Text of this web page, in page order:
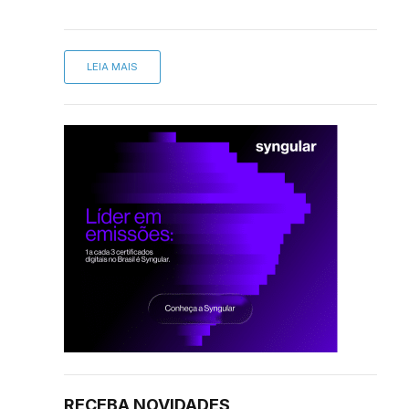
LEIA MAIS
RECEBA NOVIDADES